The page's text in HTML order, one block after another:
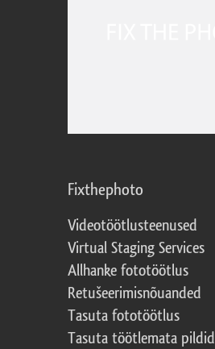
Fixthephoto
Videotöötlusteenused
Virtual Staging Services
Allhanke fototöötlus
Retušeerimisnõuanded
Tasuta fototöötlus
Tasuta töötlemata pildid